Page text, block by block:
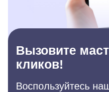
Вызовите
кликов!
Воспользуйтесь